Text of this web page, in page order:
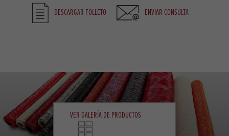
DESCARGAR FOLLETO ENVIAR CONSULTA
VER GALERÍA DE PRODUCTOS